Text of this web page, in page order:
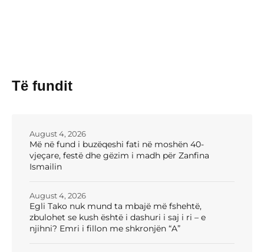
Të fundit
Më në fund i buzëqeshi fati në moshën 40-
vjeçare, festë dhe gëzim i madh për Zanfina
Ismailin
August 4, 2026
Egli Tako nuk mund ta mbajë më fshehtë,
zbulohet se kush është i dashuri i saj i ri – e
njihni? Emri i fillon me shkronjën “A”
August 4, 2026